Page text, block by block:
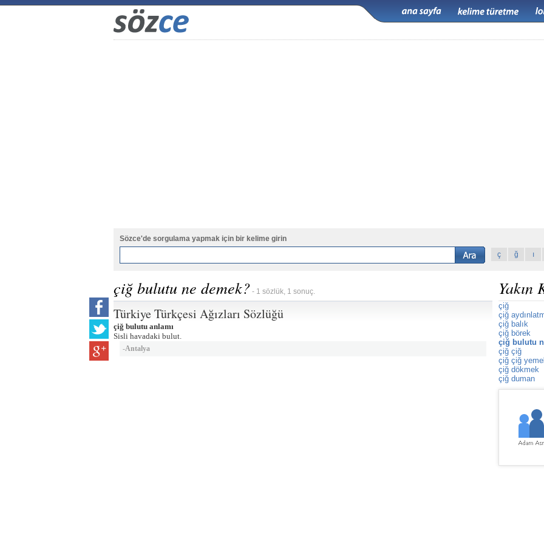
Sözce'de sorgulama yapmak için bir kelime girin
ç
ğ ı
çiğ bulutu ne demek? - 1 sözlük, 1 sonuç.
Türkiye Türkçesi Ağızları Sözlüğü
çiğ bulutu anlamı
Sisli havadaki bulut.
-Antalya
Yakın
çiğ
çiğ
çiğ balık
çiğ börek
çiğ bulutu
çiğ çiğ
çiğ çiğ
çiğ dökmek
çiğ duman